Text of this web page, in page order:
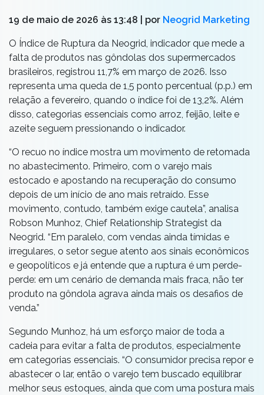
19 de maio de 2026 às 13:48 | por Neogrid Marketing
O Índice de Ruptura da Neogrid, indicador que mede a
falta de produtos nas gôndolas dos supermercados
brasileiros, registrou 11,7% em março de 2026. Isso
representa uma queda de 1,5 ponto percentual (p.p.) em
relação a fevereiro, quando o índice foi de 13,2%. Além
disso, categorias essenciais como arroz, feijão, leite e
azeite seguem pressionando o indicador.
“O recuo no índice mostra um movimento de retomada
no abastecimento. Primeiro, com o varejo mais
estocado e apostando na recuperação do consumo
depois de um início de ano mais retraído. Esse
movimento, contudo, também exige cautela”, analisa
Robson Munhoz, Chief Relationship Strategist da
Neogrid. “Em paralelo, com vendas ainda tímidas e
irregulares, o setor segue atento aos sinais econômicos
e geopolíticos e já entende que a ruptura é um perde-
perde: em um cenário de demanda mais fraca, não ter
produto na gôndola agrava ainda mais os desafios de
venda.”
Segundo Munhoz, há um esforço maior de toda a
cadeia para evitar a falta de produtos, especialmente
em categorias essenciais. “O consumidor precisa repor e
abastecer o lar, então o varejo tem buscado equilibrar
melhor seus estoques, ainda que com uma postura mais